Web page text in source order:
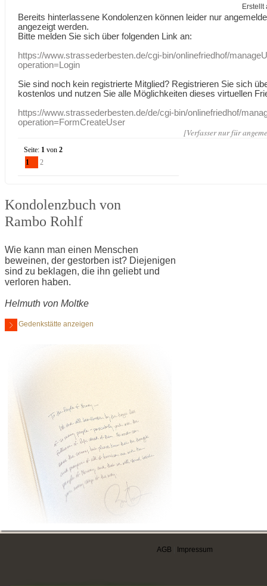
Erstellt
Bereits hinterlassene Kondolenzen können leider nur
angezeigt werden.
Bitte melden Sie sich über folgenden Link an:
https://www.strassederbesten.de/cgi-bin/onlinefriedhof/
operation=Login
Sie sind noch kein registrierte Mitglied? Registrieren Sie sich
kostenlos und nutzen Sie alle Möglichkeiten dieses virtuellen
https://www.strassederbesten.de/de/cgi-bin/onlinefriedhof/
operation=FormCreateUser
[Verfasser nur für
Seite: 1 von2
1
2
Kondolenzbuch von
Rambo Rohlf
Wie kann man einen Menschen
beweinen, der gestorben ist? Diejenigen
sind zu beklagen, die ihn geliebt und
verloren haben.
Helmuth von Moltke
Gedenkstätte anzeigen
AGB Impressum